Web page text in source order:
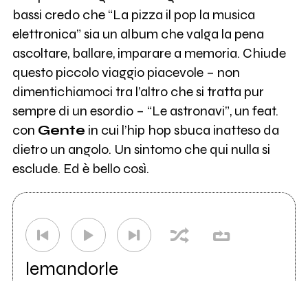
bassi credo che “La pizza il pop la musica
elettronica” sia un album che valga la pena
ascoltare, ballare, imparare a memoria. Chiude
questo piccolo viaggio piacevole – non
dimentichiamoci tra l’altro che si tratta pur
sempre di un esordio – “Le astronavi”, un feat.
con Gente in cui l’hip hop sbuca inatteso da
dietro un angolo. Un sintomo che qui nulla si
esclude. Ed è bello così.
lemandorle